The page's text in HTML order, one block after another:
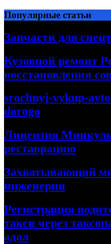
Перейти
к
содержимому
Популярные статьи
Запчасти для
Кузовной ремонт
восстановления
srochnyj-vykup-
dorogo
Лицензия
реставрацию
Захватывающий
инженерии
Регистрация
такси через
адал